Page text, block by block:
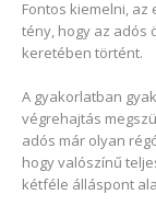
Fontos kiemelni,
tény, hogy az adós
keretében történt.
A gyakorlatban
végrehajtás
adós már olyan
hogy valószínű
kétféle álláspont